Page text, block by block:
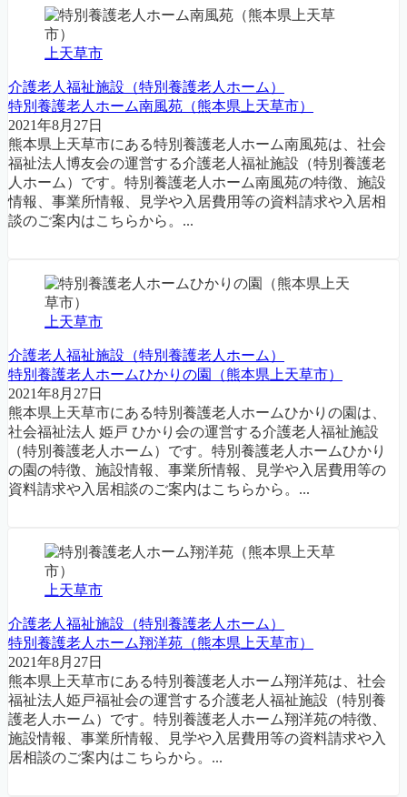
上天草市
介護老人福祉施設（特別養護老人ホーム）
特別養護老人ホーム南風苑（熊本県上天草市）
2021年8月27日
熊本県上天草市にある特別養護老人ホーム南風苑は、社会
福祉法人博友会の運営する介護老人福祉施設（特別養護老
人ホーム）です。特別養護老人ホーム南風苑の特徴、施設
情報、事業所情報、見学や入居費用等の資料請求や入居相
談のご案内はこちらから。...
上天草市
介護老人福祉施設（特別養護老人ホーム）
特別養護老人ホームひかりの園（熊本県上天草市）
2021年8月27日
熊本県上天草市にある特別養護老人ホームひかりの園は、
社会福祉法人 姫戸 ひかり会の運営する介護老人福祉施設
（特別養護老人ホーム）です。特別養護老人ホームひかり
の園の特徴、施設情報、事業所情報、見学や入居費用等の
資料請求や入居相談のご案内はこちらから。...
上天草市
介護老人福祉施設（特別養護老人ホーム）
特別養護老人ホーム翔洋苑（熊本県上天草市）
2021年8月27日
熊本県上天草市にある特別養護老人ホーム翔洋苑は、社会
福祉法人姫戸福祉会の運営する介護老人福祉施設（特別養
護老人ホーム）です。特別養護老人ホーム翔洋苑の特徴、
施設情報、事業所情報、見学や入居費用等の資料請求や入
居相談のご案内はこちらから。...